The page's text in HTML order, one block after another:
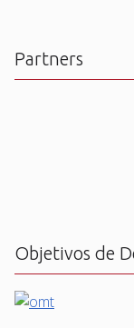
Partners
Objetivos de